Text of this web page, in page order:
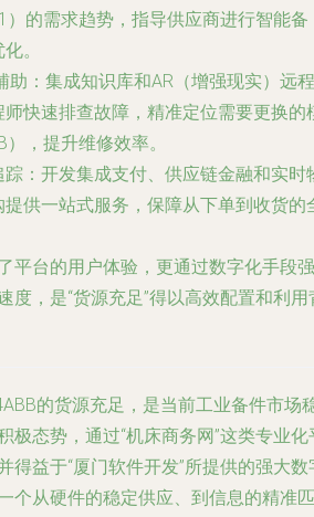
）的需求趋势，指导供应商进行智能备
。
助 ：集成知识库和AR（增强现实）远程
快速排查故障，精准定位需要更换的
，提升维修效率。
踪 ：开发集成支付、供应链金融和实时
供一站式服务，保障从下单到收货的
平台的用户体验，更通过数字化手段强
度，是“货源充足”得以高效配置和利用
的货源充足，是当前工业备件市场
极态势，通过“机床商务网”这类专业化
得益于“厦门软件开发”所提供的强大数
个从硬件的稳定供应、到信息的精准匹